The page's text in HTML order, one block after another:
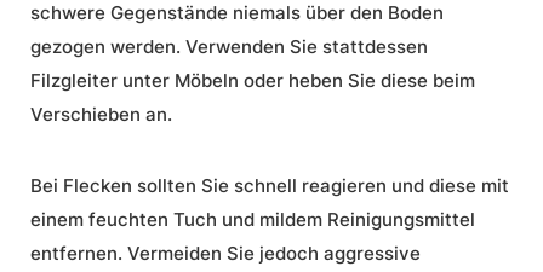
schwere Gegenstände niemals über den Boden
gezogen werden. Verwenden Sie stattdessen
Filzgleiter unter Möbeln oder heben Sie diese beim
Verschieben an.
Bei Flecken sollten Sie schnell reagieren und diese mit
einem feuchten Tuch und mildem Reinigungsmittel
entfernen. Vermeiden Sie jedoch aggressive